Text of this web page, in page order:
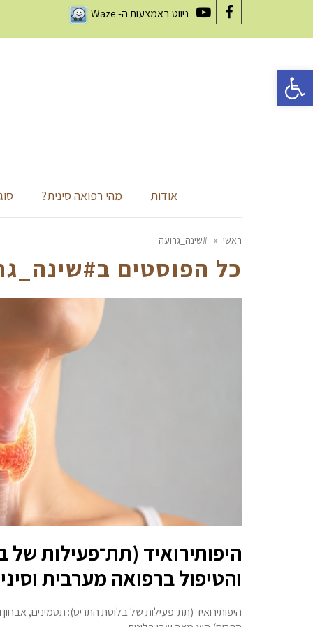
Facebook
YouTube
ניווט באמצעות ה-Waze
אודות מהי רפואה סינית?
ראשי » #שינה_גרועה
כל הפוסטים ב
היפותירואיד (תת־פעילות
והטיפול ברפואה מערבית
היפותירואיד (תת־פעילות של בלוטת התריס): תסמינים,
פתח סרגל נגישות